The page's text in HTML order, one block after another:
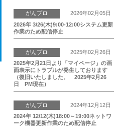
がんプロ
2026年02月05日
2026年 3/26(木)9:00-12:00システム更新
作業のため配信停止
がんプロ
2025年02月26日
2025年2月21日より「マイページ」の画
面表示にトラブルが発生しております
（復旧いたしました。 2025年2月26
日 PM現在）
がんプロ
2024年12月12日
2024年 12/12(木)18:00～19:00ネットワ
ーク機器更新作業のため配信停止